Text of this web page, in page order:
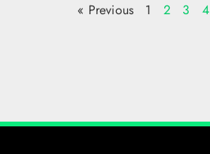
« Previous 1 2 3 4